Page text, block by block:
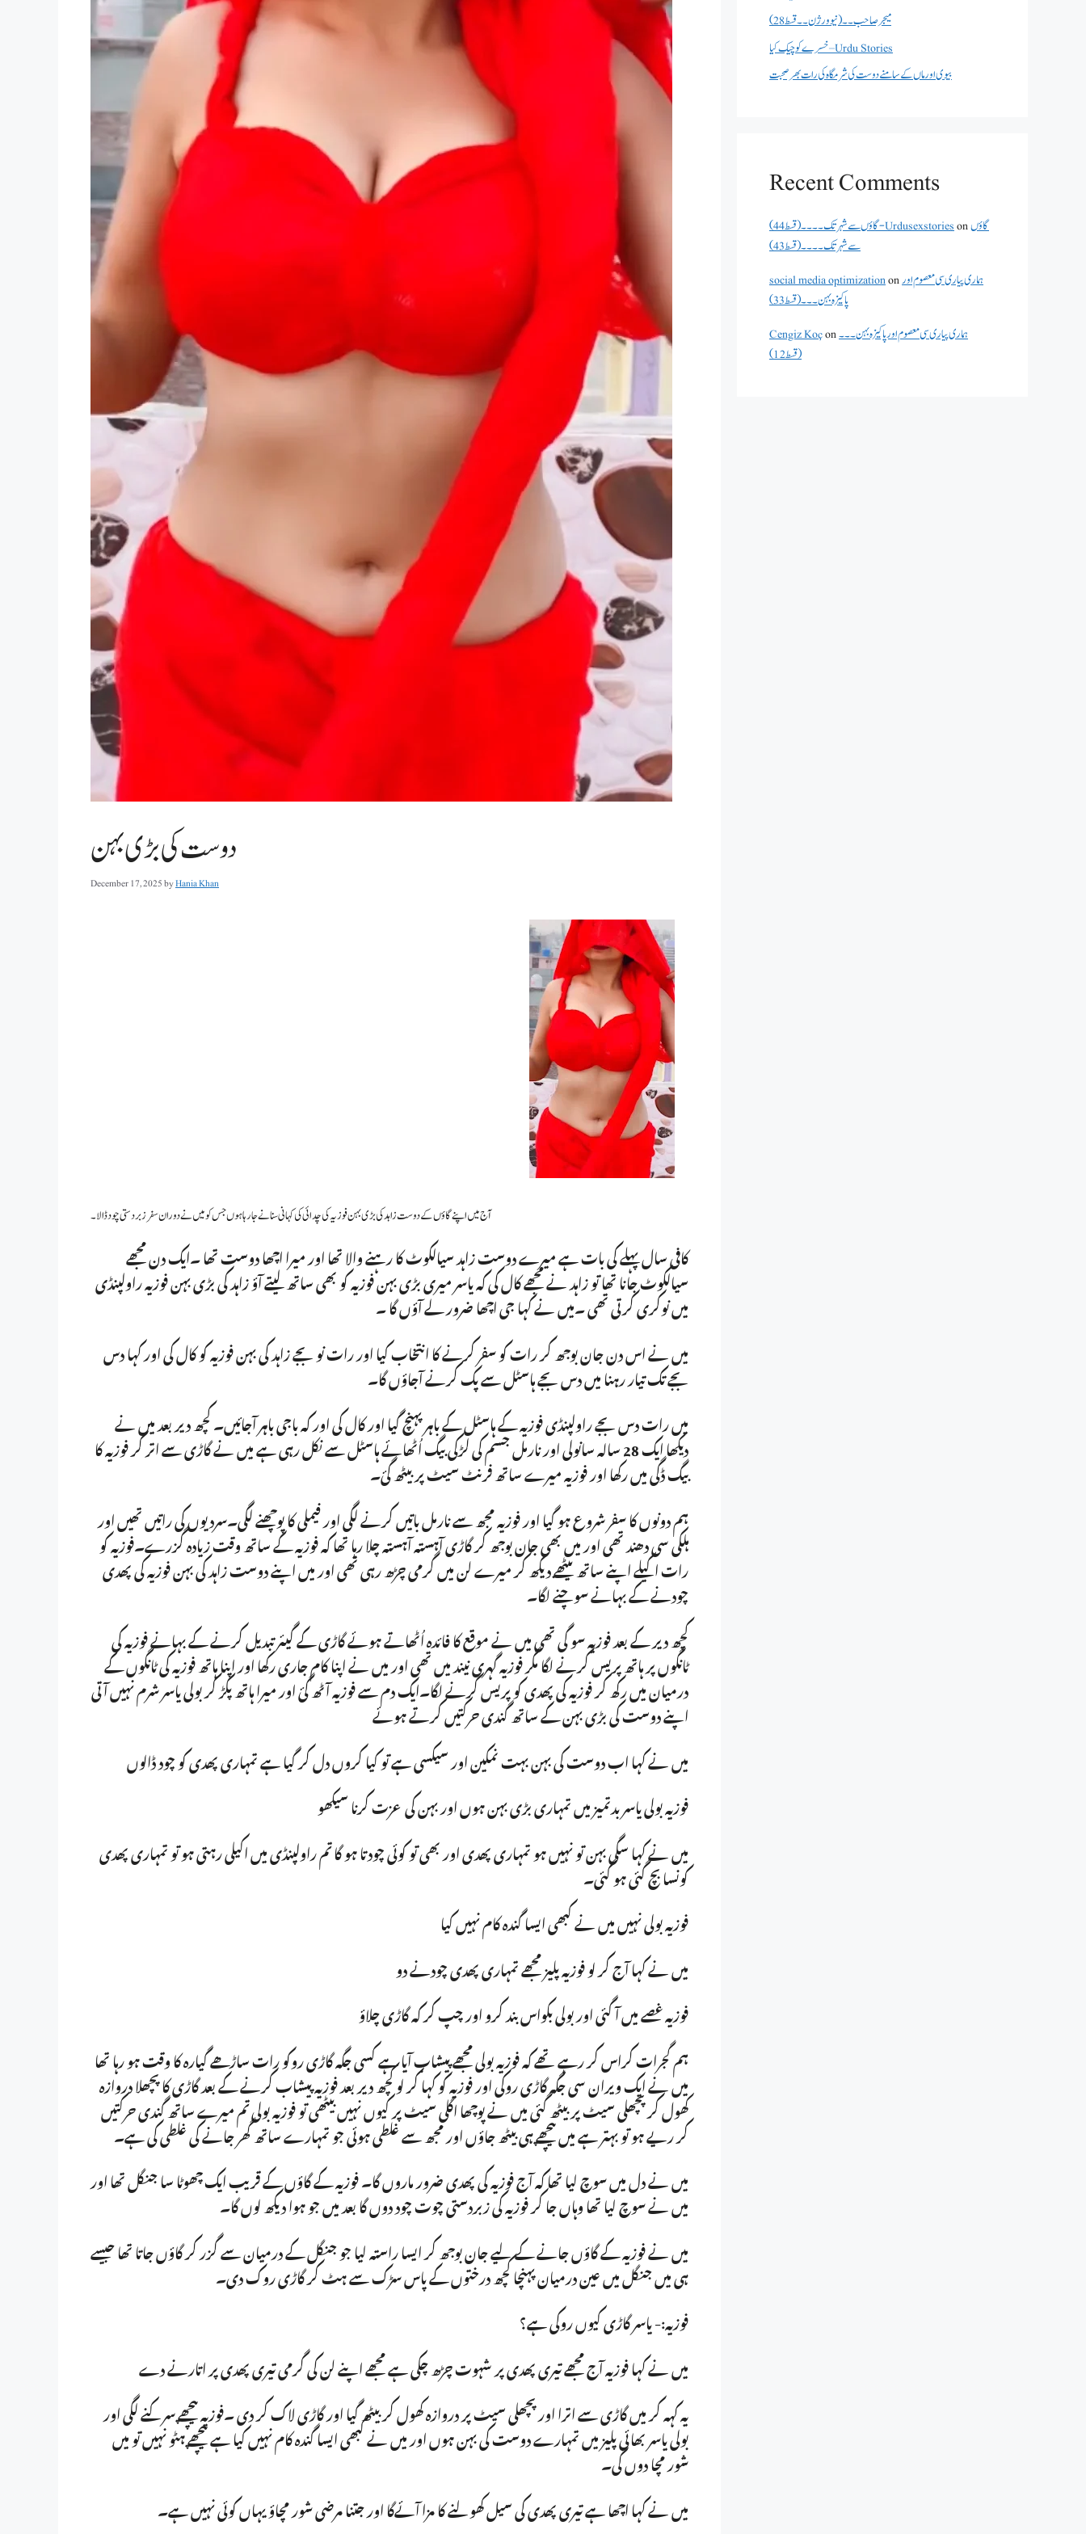
دوست کی بڑی بہن
December 17, 2025byHania Khan
آج میں اپنے گاؤں کے دوست زاہد کی بڑی بہن فوزیہ کی چدائی کی کہانی سنانے جا رہا ہوں جس کو میں نے دوران سفر زبردستی چود ڈالا۔
کافی سال پہلے کی بات ہے میرے دوست زاہد سیالکوٹ کا رہنے والا تھا اور میرا اچھا دوست تھا ۔ایک دن مجھے
سیالکوٹ جانا تھا تو زاہد نے مجھے کال کی کہ یاسر میری بڑی بہن فوزیہ کو بھی ساتھ لیتے آؤ زاہد کی بڑی بہن فوزیہ راولپنڈی
میں نوکری کرتی تھی ۔میں نے کہا جی اچھا ضرور لے آؤں گا ۔
میں نے اس دن جان بوجھ کر رات کو سفر کرنے کا انتخاب کیا اور رات نو بجے زاہد کی بہن فوزیہ کو کال کی اور کہا دس
بجے تک تیار رہنا میں دس بجے ہاسٹل سے پک کرنے آجاؤں گا۔
میں رات دس بجے راولپنڈی فوزیہ کے ہاسٹل کے باہر پہنچ گیا اور کال کی اور کہ باجی باہر آجائیں۔ کچھ دیر بعد میں نے
دیکھا ایک 28 سالہ سانولی اور نارمل جسم کی لڑکی بیگ اُٹھائے ہاسٹل سے نکل رہی ہے میں نے گاڑی سے اتر کر فوزیہ کا
بیگ ڈگی میں رکھا اور فوزیہ میرے ساتھ فرنٹ سیٹ پر بیٹھ گئ۔
ہم دونوں کا سفر شروع ہو گیا اور فوزیہ مجھ سے نارمل باتیں کرنے لگی اور فیملی کا پوچھنے لگی۔سردیوں کی راتیں تھیں اور
ہلکی سی دھند تھی اور میں بھی جان بوجھ کر گاڑی آہستہ آہستہ چلا رہا تھا کہ فوزیہ کے ساتھ وقت زیادہ گزرے۔فوزیہ کو
رات اکیلے اپنے ساتھ بیٹھے دیکھ کر میرے لن میں گرمی چڑھ رہی تھی اور میں اپنے دوست زاہد کی بہن فوزیہ کی پھدی
چودنے کے بہانے سوچنے لگا۔
کچھ دیر کے بعد فوزیہ سو گی تھی میں نے موقع کا فائدہ اُٹھاتے ہوئے گاڑی کے گیئر تبدیل کرنے کے بہانے فوزیہ کی
ٹانگوں پر ہاتھ پریس کرنے لگا مگر فوزیہ گہری نیند میں تھی اور میں نے اپنا کام جاری رکھا اور اپنا ہاتھ فوزیہ کی ٹانگوں کے
درمیان میں رکھ کر فوزیہ کی پھدی کو پریس کرنے لگا۔ایک دم سے فوزیہ آٹھ گئ اور میرا ہاتھ پکڑ کر بولی یاسر شرم نہیں آتی
اپنے دوست کی بڑی بہن کے ساتھ گندی حرکتیں کرتے ہوئے
میں نے کہا اب دوست کی بہن بہت نمکین اور سیکسی ہے تو کیا کروں دل کر گیا ہے تمہاری پھدی کو چود ڈالوں
فوزیہ بولی یاسر بدتمیز میں تمہاری بڑی بہن ہوں اور بہن کی عزت کرنا سیکھو
میں نے کہا سگی بہن تو نہیں ہو تمہاری پھدی اور بھی تو کوئی چودتا ہو گا تم راولپنڈی میں اکیلی رہتی ہو تو تمہاری پھدی
کونسا بچ گئی ہو گئی۔
فوزیہ بولی نہیں میں نے کبھی ایسا گندہ کام نہیں کیا
میں نے کہا آج کر لو فوزیہ پلیز مجھے تمہاری پھدی چودنے دو
فوزیہ غصے میں آ گئی اور بولی بکواس بند کرو اور چپ کر کہ گاڑی چلاؤ
ہم گجرات کراس کر رہے تھے کہ فوزیہ بولی مجھے پیشاب آیا ہے کسی جگہ گاڑی روکو رات ساڑھے گیارہ کا وقت ہو رہا تھا
میں نے ایک ویران سی جگہ گاڑی روکی اور فوزیہ کو کہا کر لو کچھ دیر بعد فوزیہ پیشاب کرنے کے بعد گاڑی کا پچھلا دروازہ
کھول کر پچھلی سیٹ پر بیٹھ گئی میں نے پوچھا اگلی سیٹ پر کیوں نہیں بیٹھی تو فوزیہ بولی تم میرے ساتھ گندی حرکتیں
کر ریے ہو تو بہتر ہے میں پیچھے ہی بیٹھ جاؤں اور مجھ سے غلطی ہوئی جو تمہارے ساتھ گھر جانے کی غلطی کی ہے۔
میں نے دل میں سوچ لیا تھا کہ آج فوزیہ کی پھدی ضرور ماروں گا۔ فوزیہ کے گاؤں کے قریب ایک چھوٹا سا جنگل تھا اور
میں نے سوچ لیا تھا وہاں جا کر فوزیہ کی زبردستی چوت چود دوں گا بعد میں جو ہوا دیکھ لوں گا۔
میں نے فوزیہ کے گاؤں جانے کے لیے جان بوجھ کر ایسا راستہ لیا جو جنگل کے درمیان سے گزر کر گاؤں جاتا تھا جیسے
ہی میں جنگل میں عین درمیان پہنچا کچھ درختوں کے پاس سڑک سے ہٹ کر گاڑی روک دی۔
فوزیہ:- یاسر گاڑی کیوں روکی ہے؟
میں نے کہا فوزیہ آج مجھے تیری پھدی پر شہوت چڑھ چکی ہے مجھے اپنے لن کی گرمی تیری پھدی پر اتارنے دے
یہ کہہ کر میں گاڑی سے اترا اور پچھلی سیٹ پر دروازہ کھول کر بیٹھ گیا اور گاڑی لاک کر دی ۔فوزیہ پیچھے سرکنے لگی اور
بولی یاسر بھائی پلیز میں تمہارے دوست کی بہن ہوں اور میں نے کبھی ایسا گندہ کام نہیں کیا ہے پیچھے ہٹو نہیں تو میں
شور مچا دوں گی۔
میں نے کہا اچھا ہے تیری پھدی کی سیل کھولنے کا مزا آئےگا اور جتنا مرضی شور مچاؤ یہاں کوئی نہیں ہے۔
میجر صاحب۔۔( نیو ورژن ۔۔قسط 28)
خسرے کو چیک کیا – Urdu Stories
بیوی اور ماں کے سامنے دوست کی شرمگاہ کی رات بھر صحبت
Recent Comments
گاؤں سے شہر تک۔۔۔۔(قسط 44) - Urdusexstoriesonگاؤں
سے شہر تک۔۔۔۔(قسط 43)
social media optimizationonہماری پیاری سی معصوم اور
پاکیزہ بہن۔۔۔(قسط33)
Cengiz Koçonہماری پیاری سی معصوم اور پاکیزہ بہن۔۔۔
(قسط12)